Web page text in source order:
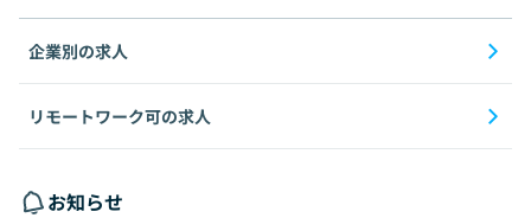
企業別の求人
リモートワーク可の求人
お知らせ